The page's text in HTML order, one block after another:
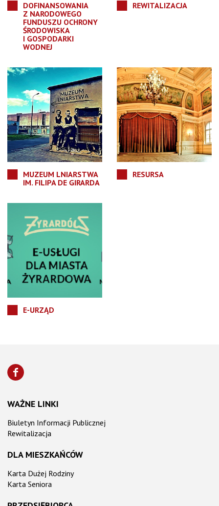
DOFINANSOWANIA
Z NARODOWEGO
FUNDUSZU OCHRONY
ŚRODOWISKA
I GOSPODARKI
WODNEJ
REWITALIZACJA
MUZEUM LNIARSTWA
IM. FILIPA DE GIRARDA
RESURSA
E-URZĄD
WAŻNE LINKI
Biuletyn Informacji Publicznej
Rewitalizacja
DLA MIESZKAŃCÓW
Karta Dużej Rodziny
Karta Seniora